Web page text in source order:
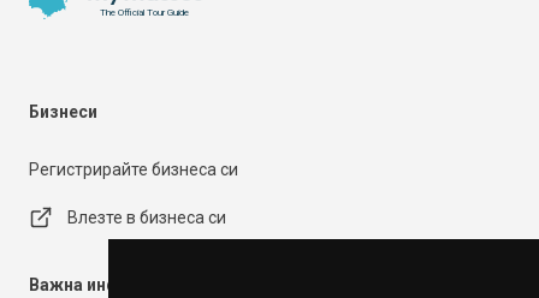
The Official Tour Guide
Бизнеси
Регистрирайте бизнеса си
Влезте в бизнеса си
Важна информация